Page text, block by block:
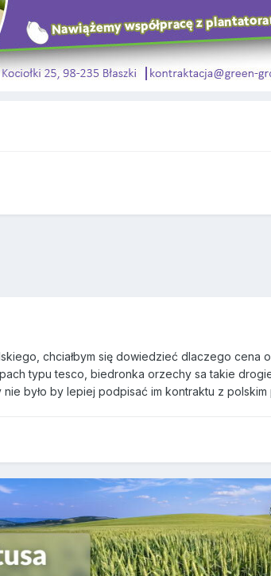
chciałbym się dowiedzieć dlaczego cena
typu tesco, biedronka orzechy sa takie
było by lepiej podpisać im kontraktu z